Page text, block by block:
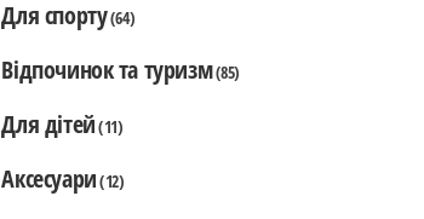
Для спорту(64)
Відпочинок та туризм(85)
Для дітей(11)
Аксесуари(12)